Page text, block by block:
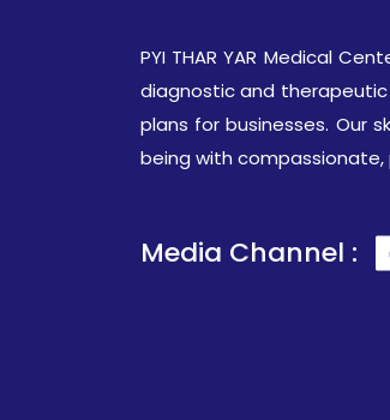
PYI THAR YAR Medical
diagnostic and
plans for businesses. Our
being with
Media Channel :